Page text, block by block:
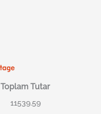
Toplam Tutar
11539.59